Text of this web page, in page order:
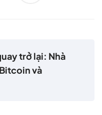
trở lại: Nhà
và